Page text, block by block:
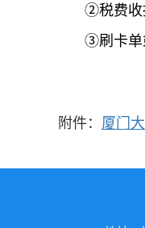
②税费
③刷卡
附件： 厦门